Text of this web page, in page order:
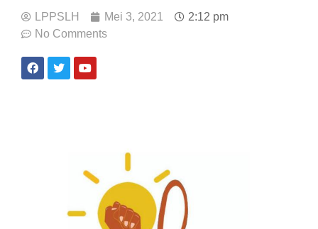
LPPSLH Mei 3, 2021
2:12 pm
No Comments